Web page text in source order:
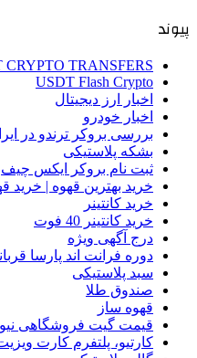
پیوند
CRYPTO TRANSFERS
USDT Flash Crypto
اخبار ارز دیجیتال
اخبار خودرو
بررسی بروکر ترندو در
بشکه پلاستیکی
ثبت نام بروکر ایکس چیف
خرید بهترین قهوه | خرید
خرید کانتینر
خرید کانتینر 40 فوت
درج آگهی ویژه
دوره فرانت اند پارسا
سبد پلاستیکی
صندوق طلا
قهوه ساز
قیمت گیت فروشگاهی
کارتیو، پلتفرم کارت